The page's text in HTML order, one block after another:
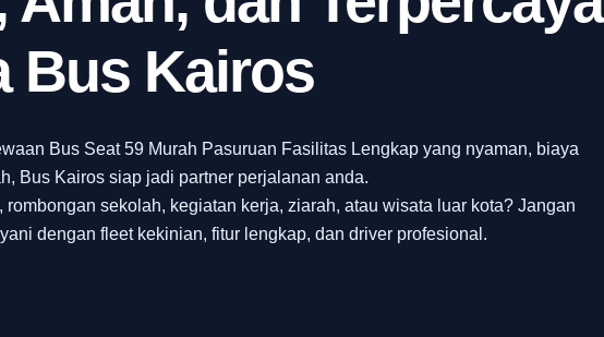
Bus Kairos
Bus Seat 59 Murah Pasuruan Fasilitas Lengkap yang nyaman, biaya
Bus Kairos siap jadi partner perjalanan anda.
rombongan sekolah, kegiatan kerja, ziarah, atau wisata luar kota? Jangan
dengan fleet kekinian, fitur lengkap, dan driver profesional.